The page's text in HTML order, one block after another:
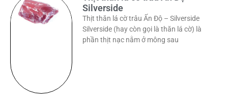
Silverside
Thịt thăn lá cờ trâu Ấn Độ – Silverside
Silverside (hay còn gọi là thăn lá cờ) là
phần thịt nạc nằm ở mông sau